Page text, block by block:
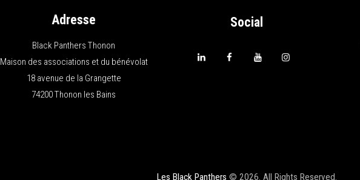
Adresse
Black Panthers Thonon
Maison des associations et du bénévolat
18 avenue de la Grangette
74200 Thonon les Bains
Social
Les Black Panthers © 2026. All Rights Reserved.